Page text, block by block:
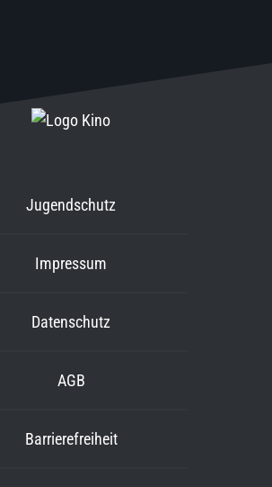
Jugendschutz
Impressum
Datenschutz
AGB
Barrierefreiheit